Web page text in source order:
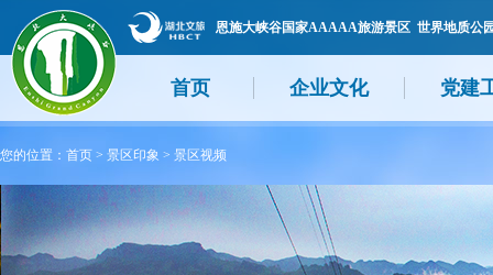
恩施大峡谷国家AAAAA旅游景区 世界地质公
首页 企业文化 党建
您的位置： 首页 > 景区印象 > 景区视频